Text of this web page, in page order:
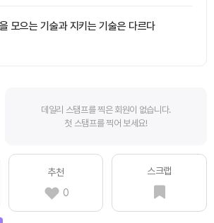
모으는 기술과 지키는 기술은 다르다
데일리 스탬프를 찍은 회원이 없습니다.
첫 스탬프를 찍어 보세요!
추천
0
스크랩